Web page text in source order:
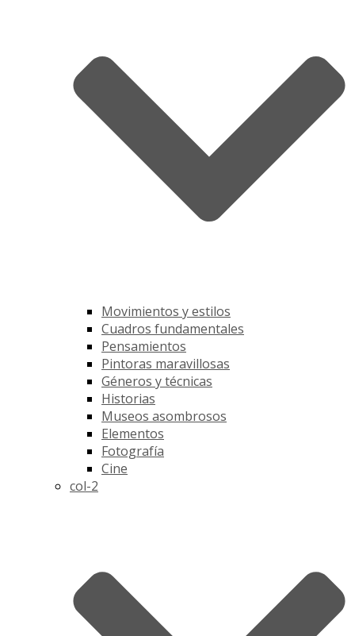
Movimientos y estilos
Cuadros fundamentales
Pensamientos
Pintoras maravillosas
Géneros y técnicas
Historias
Museos asombrosos
Elementos
Fotografía
Cine
col-2